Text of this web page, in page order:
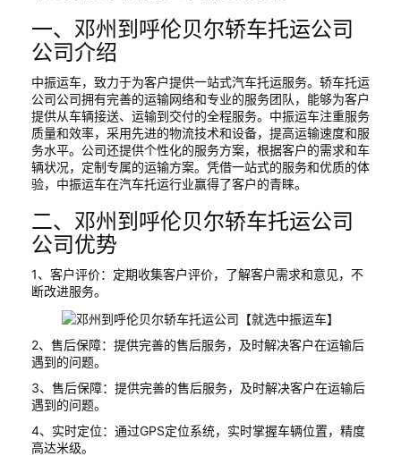
一、邓州到呼伦贝尔轿车托运公司
公司介绍
中振运车，致力于为客户提供一站式汽车托运服务。轿车托运
公司公司拥有完善的运输网络和专业的服务团队，能够为客户
提供从车辆接送、运输到交付的全程服务。中振运车注重服务
质量和效率，采用先进的物流技术和设备，提高运输速度和服
务水平。公司还提供个性化的服务方案，根据客户的需求和车
辆状况，定制专属的运输方案。凭借一站式的服务和优质的体
验，中振运车在汽车托运行业赢得了客户的青睐。
二、邓州到呼伦贝尔轿车托运公司
公司优势
1、客户评价：定期收集客户评价，了解客户需求和意见，不
断改进服务。
2、售后保障：提供完善的售后服务，及时解决客户在运输后
遇到的问题。
3、售后保障：提供完善的售后服务，及时解决客户在运输后
遇到的问题。
4、实时定位：通过GPS定位系统，实时掌握车辆位置，精度
高达米级。